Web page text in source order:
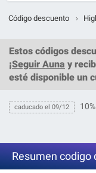
Código descuento ›
Estos códigos
¡Seguir Auna y
esté disponible un
caducado el 09/12
Resumen codigo